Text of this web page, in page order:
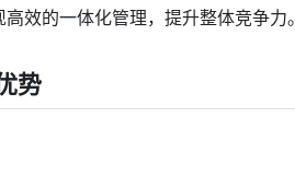
效的一体化管理，提升整体竞争力。
势